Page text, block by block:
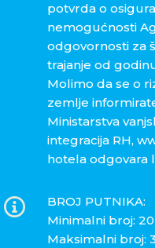
potvrda o
nemogućnosti
odgovornosti za
trajanje od
Molimo da se o
zemlje
Ministarstva
integracija RH,
hotela odgovara
BROJ PUTNIKA:
Minimalni broj: 20
Maksimalni broj: